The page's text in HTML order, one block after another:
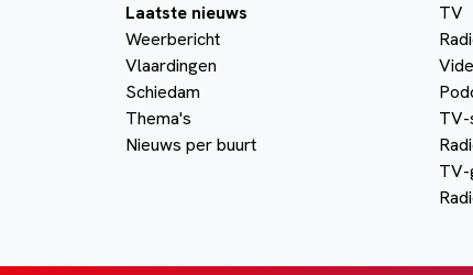
Laatste nieuws
Weerbericht
Vlaardingen
Schiedam
Thema's
Nieuws per buurt
TV
TV-
TV-